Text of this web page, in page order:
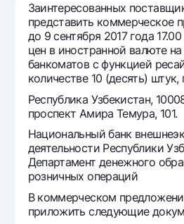
Ищите по сайту
Полезные ссылки
Часто задаваемые вопросы
Пресс-центр
Офисы и банкоматы
Согласие на обработку
Следите за нами в соцсетях
Заинтересованных
представить коммерческое
до 9 сентября 2017 года
цен в иностранной валюте на
банкоматов с функцией
количестве 10 (десять) штук,
Республика Узбекистан,
проспект Амира Темура, 101.
Национальный банк
деятельности Республики
Департамент денежного
розничных операций
В коммерческом
приложить следующие